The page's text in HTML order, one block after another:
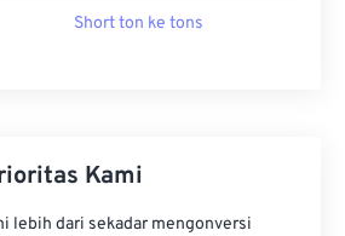
Short ton ke tons
Kami
lebih dari sekadar mengonversi